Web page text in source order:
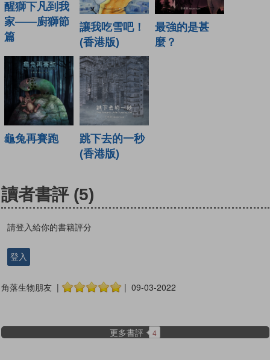
醒獅下凡到我
家——廚獅節
篇
讓我吃雪吧！
(香港版)
最強的是甚
麼？
龜兔再賽跑
跳下去的一秒
(香港版)
讀者書評 (5)
請登入給你的書籍評分
登入
角落生物朋友 | | 09-03-2022
更多書評 4